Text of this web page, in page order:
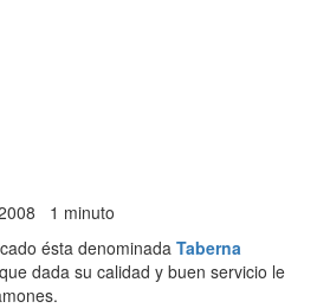
1 minuto
ésta denominada Taberna
que dada su calidad y buen servicio le